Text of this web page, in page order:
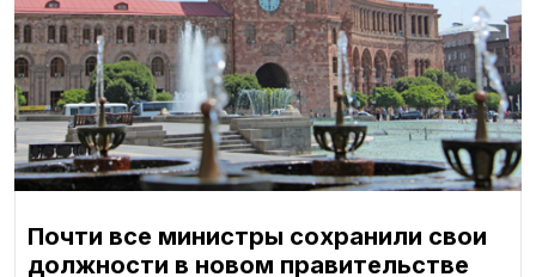
Почти все министры сохранили свои
должности в новом правительстве